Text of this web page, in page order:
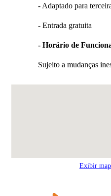
- Adaptado para
- Entrada gratuita
- Horário de
Sujeito a mudanças
Exibir